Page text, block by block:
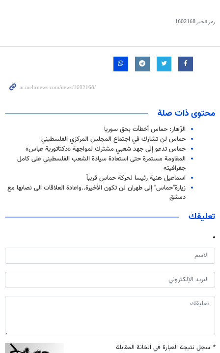
رمز الخبر1602168
محتوى ذات صلة
الزّهار: حماس أخطأت بحق سوريا
حماس لن تشارك في اجتماع المجلس المركزي الفلسطيني
حماس تدعو إلى جهد شعبي مشترك لمواجهة «دكتاتورية عباس»
المقاومة مستمرة حتى استعادة سيادة الشعب الفلسطيني على كامل
جغرافيته
اسماعيل هنية رئيسا لحركة حماس قريباً
زيارة"حماس" إلى طهران لن تكون الأخيرة..واعادة العلاقات الى نصابها مع
دمشق
تعليقك
* سجل نتيجة العبارة في الخانة المقابلة